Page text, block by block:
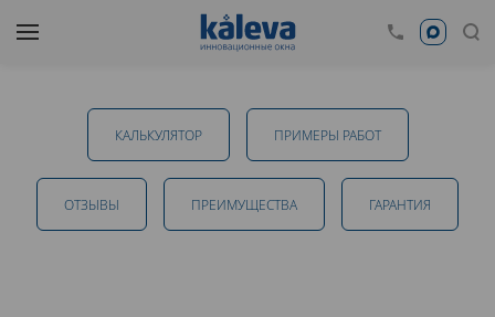
Пластиковые окна для дачи в Краснодаре
от 16 248 руб.
КАЛЬКУЛЯТОР ПРИМЕРЫ РАБОТ
ОТЗЫВЫ ПРЕИМУЩЕСТВА ГАРАНТИЯ